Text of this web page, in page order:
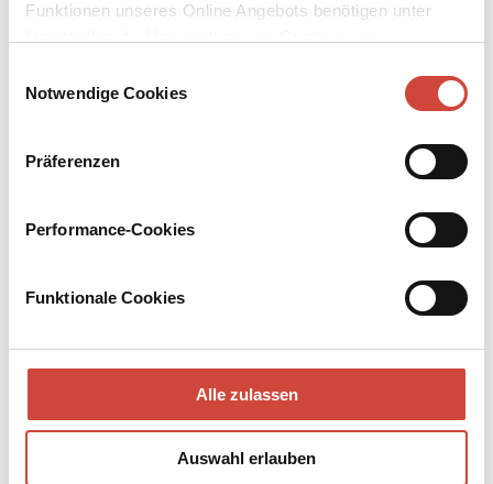
Funktionen unseres Online Angebots benötigen unter
Notwendige Cookies
Präferenzen
Performance-Cookies
Funktionale Cookies
Alle zulassen
Auswahl erlauben
Your publication